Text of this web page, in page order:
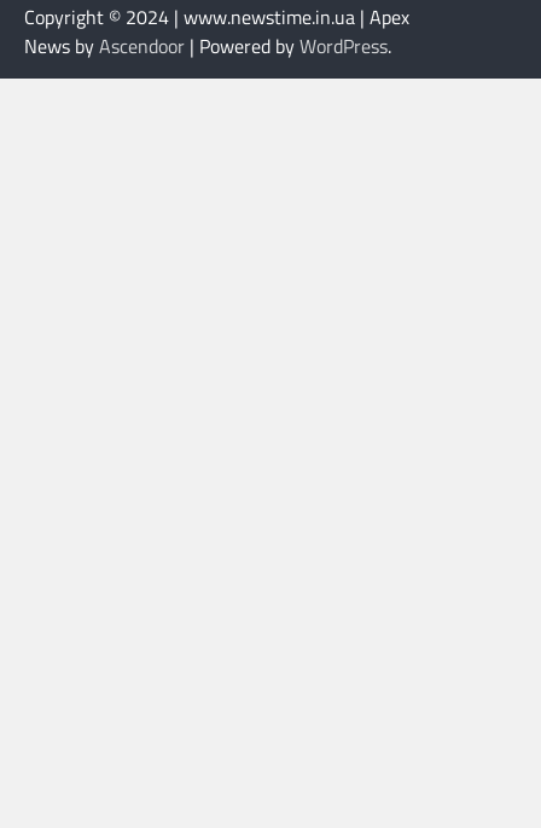
Copyright © 2024 | www.newstime.in.ua | Apex
News byAscendoor | Powered byWordPress.